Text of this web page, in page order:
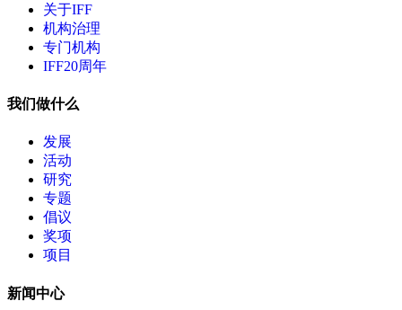
关于IFF
机构治理
专门机构
IFF20周年
我们做什么
发展
活动
研究
专题
倡议
奖项
项目
新闻中心